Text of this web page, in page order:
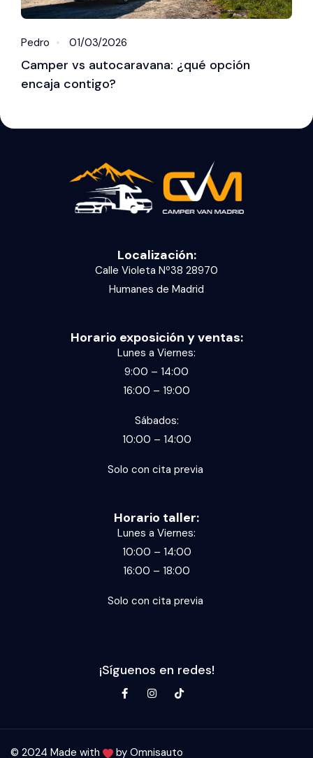
Pedro 01/03/2026
Camper vs autocaravana: ¿qué opción
encaja contigo?
Localización:
Calle Violeta Nº38 28970
Humanes de Madrid
Horario exposición y ventas:
Lunes a Viernes:
9:00 – 14:00
16:00 – 19:00
Sábados:
10:00 – 14:00
Solo con cita previa
Horario taller:
Lunes a Viernes:
10:00 – 14:00
16:00 – 18:00
Solo con cita previa
¡Síguenos en redes!
© 2024 Made with by Omnisauto